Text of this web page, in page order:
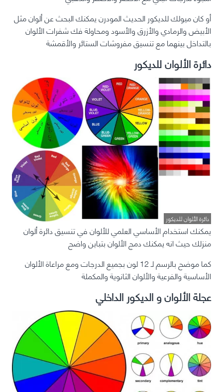
أو كان ميولك للديكور الحديث المودرن يمكنك البحث عن ألوان مثل
الأبيض والرمادي والأزرق والأسود ومحاولة فك شفرات الألوان
بالتداخل بينهما مع تنسيق مفروشات الستائر والأقمشة
دائرة الألوان للديكور
دائرة الألوان للديكور
يمكنك استخدام الأساسي العلمي للألوان في تنسيق دائرة ألوان
منزلك حيث انه يمكنك دمج الألوان بتباين واضح
كما موضح بالرسم لـ 12 لون بجميع الدرجات ومع مراعاة الألوان
الأساسية والفرعية والألوان الثانوية والمكملة
عجلة الألوان و الديكور الداخلي